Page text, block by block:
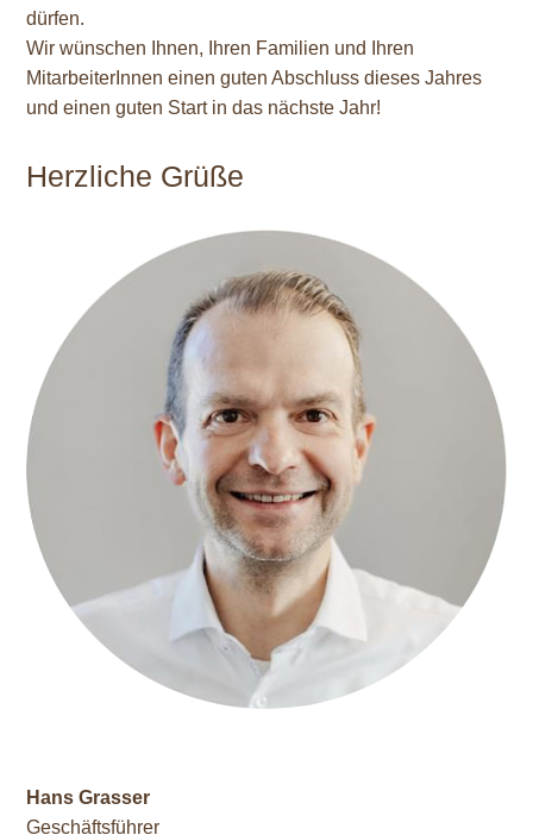
dürfen.
Wir wünschen Ihnen, Ihren Familien und Ihren
MitarbeiterInnen einen guten Abschluss dieses Jahres
und einen guten Start in das nächste Jahr!
Herzliche Grüße
Hans Grasser
Geschäftsführer